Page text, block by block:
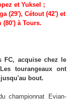
et Yuksel ;
(29'), Cétout (42') et
(80') à Tours.
FC, acquise chez le
tourangeaux ont
bout.
championnat Evian-